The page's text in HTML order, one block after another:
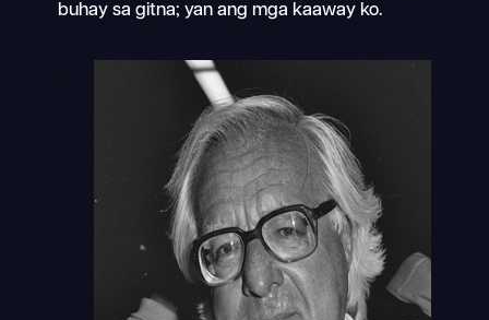
buhay sa gitna; yan ang mga kaaway ko.